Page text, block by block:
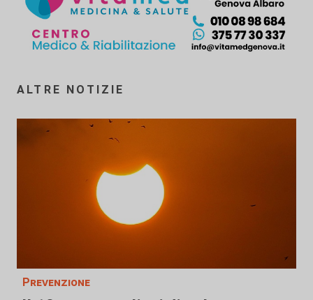
ALTRE NOTIZIE
Prevenzione